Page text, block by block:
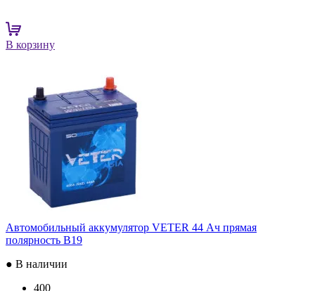
В корзину
Автомобильный аккумулятор VETER 44 Ач прямая
полярность B19
● В наличии
400